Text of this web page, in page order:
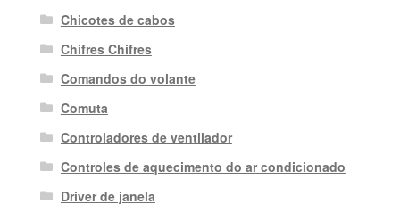
Chicotes de cabos
Chifres Chifres
Comandos do volante
Comuta
Controladores de ventilador
Controles de aquecimento do ar condicionado
Driver de janela